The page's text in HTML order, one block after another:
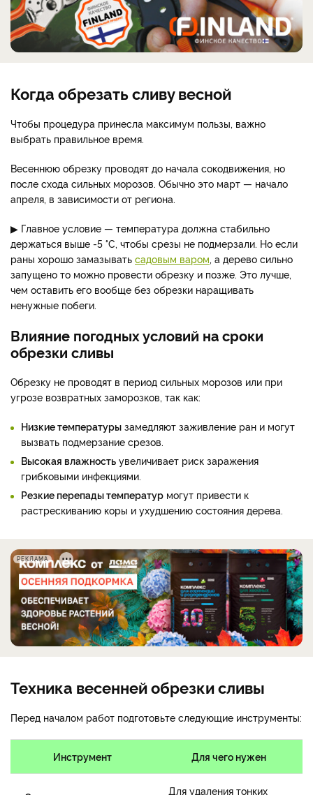
Когда обрезать сливу весной
Чтобы процедура принесла максимум пользы, важно
выбрать правильное время.
Весеннюю обрезку проводят до начала сокодвижения, но
после схода сильных морозов. Обычно это март — начало
апреля, в зависимости от региона.
▶ Главное условие — температура должна стабильно
держаться выше -5 °C, чтобы срезы не подмерзали. Но если
раны хорошо замазывать садовым варом, а дерево сильно
запущено то можно провести обрезку и позже. Это лучше,
чем оставить его вообще без обрезки наращивать
ненужные побеги.
Влияние погодных условий на сроки
обрезки сливы
Обрезку не проводят в период сильных морозов или при
угрозе возвратных заморозков, так как:
Низкие температуры замедляют заживление ран и могут
вызвать подмерзание срезов.
Высокая влажность увеличивает риск заражения
грибковыми инфекциями.
Резкие перепады температур могут привести к
растрескиванию коры и ухудшению состояния дерева.
РЕКЛАМА
Техника весенней обрезки сливы
Перед началом работ подготовьте следующие инструменты:
Инструмент Для чего нужен
Для удаления тонких